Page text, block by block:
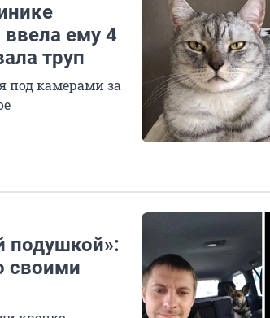
ему 4
труп
под камерами за
подушкой»:
своими